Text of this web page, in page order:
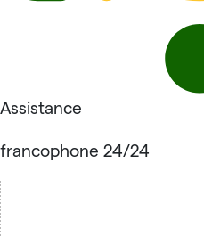
Assistance
francophone 24/24